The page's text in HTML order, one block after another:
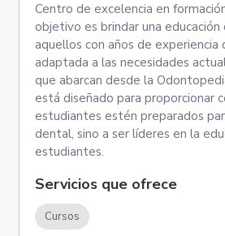
Centro de excelencia en
objetivo es brindar una
aquellos con años de
adaptada a las necesidades
que abarcan desde la
está diseñado para proporcionar
estudiantes estén preparados
dental, sino a ser líderes en la
estudiantes.
Servicios que ofrece
Cursos